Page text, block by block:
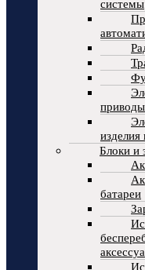
системы
приводы
изделия
Блоки и
батареи